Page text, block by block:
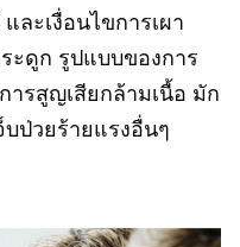
ละเงื่อนไขการเผา
ะดูก รูปแบบของการ
รสูญเสียกล้ามเนื้อ มัก
บป่วยร้ายแรงอื่นๆ